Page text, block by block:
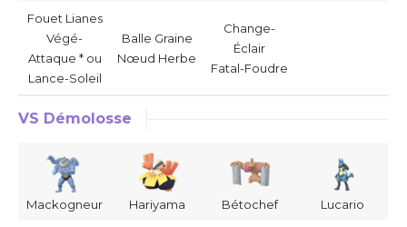
Fouet Lianes
Végé-
Attaque * ou
Lance-Soleil
Balle Graine
Nœud Herbe
Change-
Éclair
Fatal-Foudre
VS Démolosse
Mackogneur Hariyama Bétochef Lucario